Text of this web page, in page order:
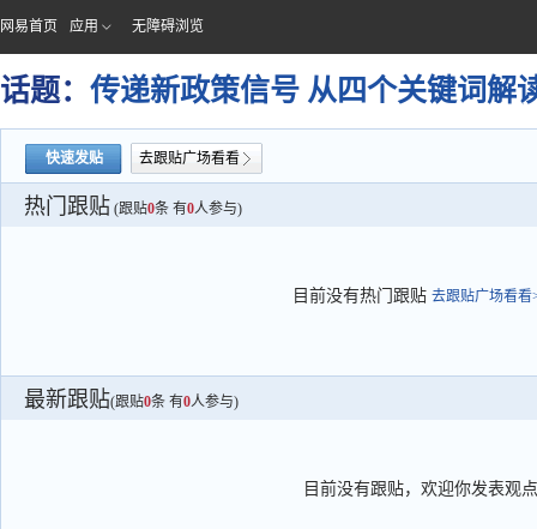
网易首页 应用 无障碍浏览
话题： 传递新政策信号 从四个关键词解
快速发贴 去跟贴广场看看
热门跟贴 (跟贴0条 有0人参与)
目前没有热门跟贴 去跟贴广场看看
最新跟贴(跟贴0条 有0人参与)
目前没有跟贴，欢迎你发表观点